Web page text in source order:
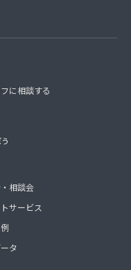
に相談する
相談会
サービス
タ